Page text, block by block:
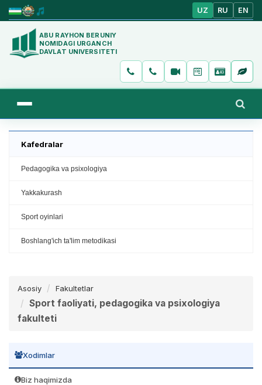
UZ RU EN
ABU RAYHON BERUNIY
NOMIDAGI URGANCH
DAVLAT UNIVERSITETI
Kafedralar
Pedagogika va psixologiya
Yakkakurash
Sport oyinlari
Boshlang'ich ta'lim metodikasi
Asosiy Fakultetlar
Sport faoliyati, pedagogika va psixologiya
fakulteti
Xodimlar
Biz haqimizda